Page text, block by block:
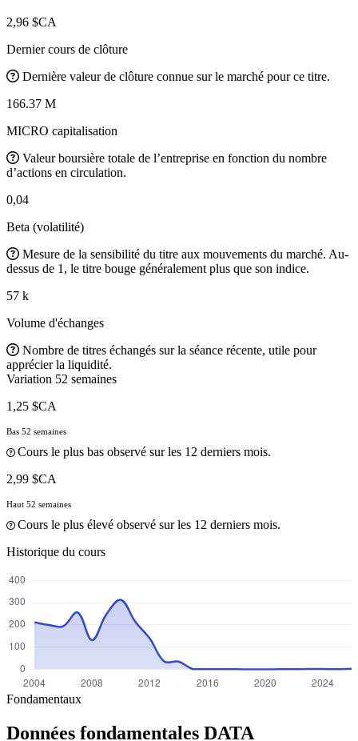
2,96 $CA
Dernier cours de clôture
Dernière valeur de clôture connue sur le marché pour ce titre.
166.37 M
MICRO capitalisation
Valeur boursière totale de l’entreprise en fonction du nombre
d’actions en circulation.
0,04
Beta (volatilité)
Mesure de la sensibilité du titre aux mouvements du marché. Au-
dessus de 1, le titre bouge généralement plus que son indice.
57 k
Volume d'échanges
Nombre de titres échangés sur la séance récente, utile pour
apprécier la liquidité.
Variation 52 semaines
1,25 $CA
Bas 52 semaines
Cours le plus bas observé sur les 12 derniers mois.
2,99 $CA
Haut 52 semaines
Cours le plus élevé observé sur les 12 derniers mois.
Historique du cours
Fondamentaux
Données fondamentales DATA